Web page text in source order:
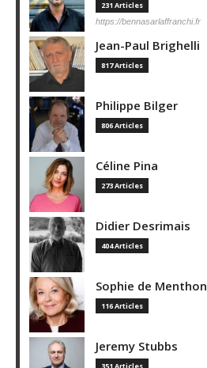
231 Articles
https://bennasarlaffranchi.fr
Jean-Paul Brighelli
817 Articles
Philippe Bilger
806 Articles
Céline Pina
273 Articles
Didier Desrimais
404 Articles
Sophie de Menthon
116 Articles
Jeremy Stubbs
351 Articles